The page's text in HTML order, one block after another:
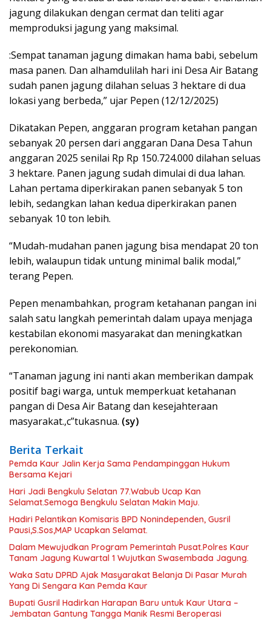
jagung dilakukan dengan cermat dan teliti agar
memproduksi jagung yang maksimal.
:Sempat tanaman jagung dimakan hama babi, sebelum
masa panen. Dan alhamdulilah hari ini Desa Air Batang
sudah panen jagung dilahan seluas 3 hektare di dua
lokasi yang berbeda,” ujar Pepen (12/12/2025)
Dikatakan Pepen, anggaran program ketahan pangan
sebanyak 20 persen dari anggaran Dana Desa Tahun
anggaran 2025 senilai Rp Rp 150.724.000 dilahan seluas
3 hektare. Panen jagung sudah dimulai di dua lahan.
Lahan pertama diperkirakan panen sebanyak 5 ton
lebih, sedangkan lahan kedua diperkirakan panen
sebanyak 10 ton lebih.
“Mudah-mudahan panen jagung bisa mendapat 20 ton
lebih, walaupun tidak untung minimal balik modal,”
terang Pepen.
Pepen menambahkan, program ketahanan pangan ini
salah satu langkah pemerintah dalam upaya menjaga
kestabilan ekonomi masyarakat dan meningkatkan
perekonomian.
“Tanaman jagung ini nanti akan memberikan dampak
positif bagi warga, untuk memperkuat ketahanan
pangan di Desa Air Batang dan kesejahteraan
masyarakat.,c”tukasnua. (sy)
Berita Terkait
Pemda Kaur Jalin Kerja Sama Pendampinggan Hukum
Bersama Kejari
Hari Jadi Bengkulu Selatan 77.Wabub Ucap Kan
Selamat.Semoga Bengkulu Selatan Makin Maju.
Hadiri Pelantikan Komisaris BPD Nonindependen, Gusril
Pausi,S.Sos,MAP Ucapkan Selamat.
Dalam Mewujudkan Program Pemerintah Pusat.Polres Kaur
Tanam Jagung Kuwartal 1 Wujutkan Swasembada Jagung.
Waka Satu DPRD Ajak Masyarakat Belanja Di Pasar Murah
Yang Di Sengara Kan Pemda Kaur
Bupati Gusril Hadirkan Harapan Baru untuk Kaur Utara –
Jembatan Gantung Tangga Manik Resmi Beroperasi